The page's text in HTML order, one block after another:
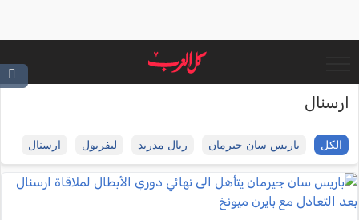
ارسنال
الكل باريس سان جيرمان ريال مدريد ليفربول ارسنال